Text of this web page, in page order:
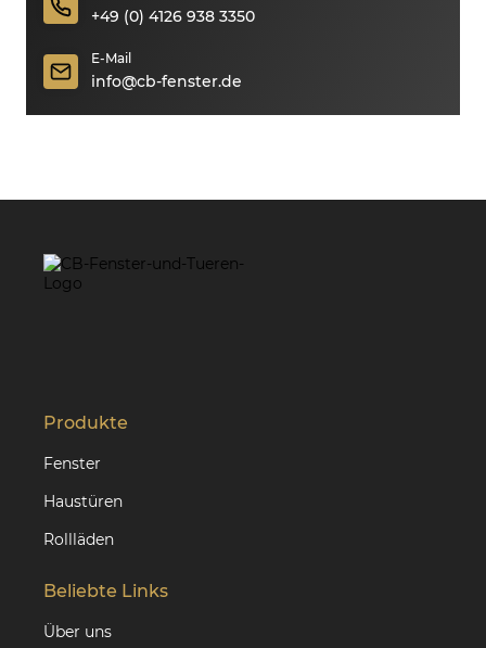
+49 (0) 4126 938 3350
E-Mail
info@cb-fenster.de
Produkte
Fenster
Haustüren
Rollläden
Beliebte Links
Über uns